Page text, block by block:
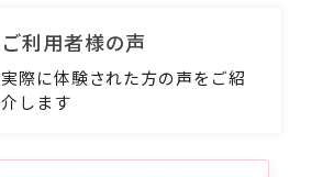
ご利用者様の声
実際に体験された方の声をご紹
介します